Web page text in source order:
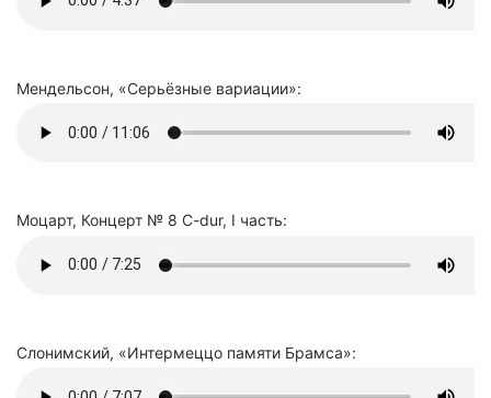
Мендельсон, «Серьёзные вариации»:
Моцарт, Концерт № 8 C-dur, I часть:
Слонимский, «Интермеццо памяти Брамса»: